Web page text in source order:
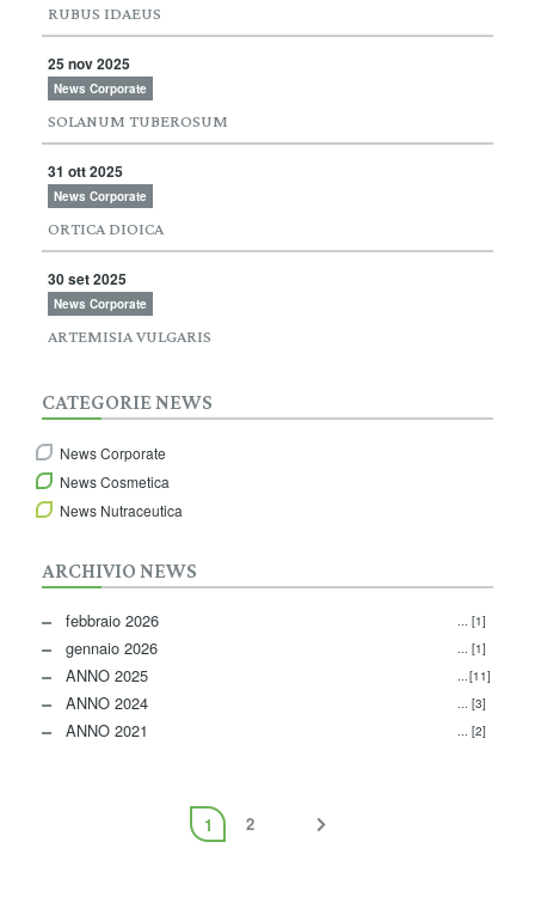
RUBUS IDAEUS
25 nov 2025
News Corporate
SOLANUM TUBEROSUM
31 ott 2025
News Corporate
ORTICA DIOICA
30 set 2025
News Corporate
ARTEMISIA VULGARIS
CATEGORIE NEWS
News Corporate
News Cosmetica
News Nutraceutica
ARCHIVIO NEWS
febbraio 2026 [1]
gennaio 2026 [1]
ANNO 2025 [11]
ANNO 2024 [3]
ANNO 2021 [2]
1 2